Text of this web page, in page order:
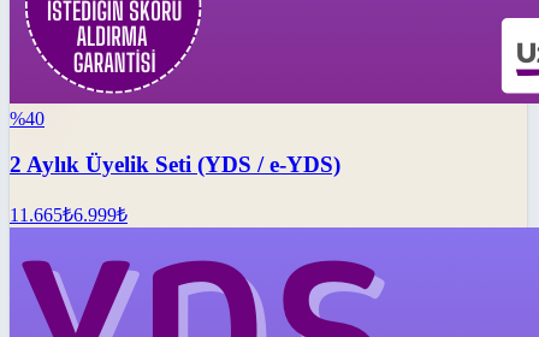
%40
2 Aylık Üyelik Seti (YDS / e-YDS)
11.665₺6.999₺